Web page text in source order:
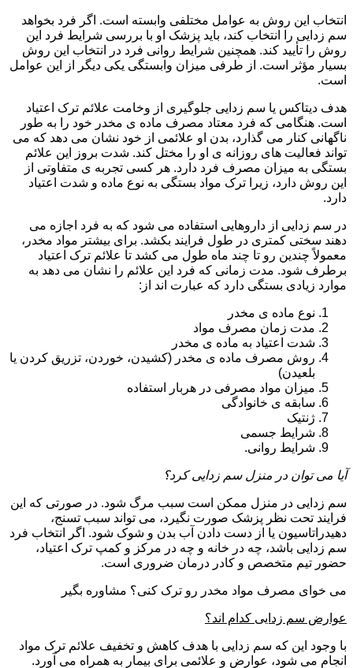
انتخاب این روش به عوامل مختلفی وابسته است. اگر فرد بخواهد
سم زدایی را انتخاب کند، باید پزشک او با بررسی شرایط فرد این
روش را تأیید کند. همچنین شرایط روانی فرد در انتخاب این روش
بسیار مؤثر است. از طرفی میزان وابستگی یکی دیگر از این عوامل
است.
هدف دیتاکس یا سم زدایی جلوگیری از وخامت علائم ترک اعتیاد
است. هنگامی که فرد معتاد مصرف ماده ی مخدر خود را به طور
ناگهانی کنار می گذارد، بدن او علائمی از خود نشان می دهد که می
تواند فعالیت های روزانه ی او را مختل کند. شدت بروز این علائم
بستگی به میزان مصرف فرد دارد. هر کسی تجربه ی متفاوتی از
این روش دارد، زیرا ترک مواد بستگی به نوع ماده و شدت اعتیاد
دارد.
در سم زدایی از داروهایی استفاده می شود که به فرد اجازه می
دهند سختی کمتری در طول فرایند بکشد. برای بیشتر مواد مخدر،
معمولاً چندین رو تا چند ماه طول می کشد تا علائم ترک اعتیاد
برطرف شود. مدت زمانی که فرد این علائم را نشان می دهد به
موارد زیادی بستگی دارد که عبارت اند از:
نوع ماده ی مخدر
مدت زمان مصرف مواد
شدت اعتیاد به ماده ی مخدر
روش مصرف ماده ی مخدر (کشیدن، خوردن، تزریق کردن یا
بلعیدن)
میزان مواد مصرفی در هربار استفاده
سابقه ی خانوادگی
ژنتیک
شرایط جسمی
شرایط روانی.
آیا می توان در منزل سم زدایی کرد؟
سم زدایی در منزل ممکن است سبب مرگ شود. در صورتی که این
فرایند تحت نظر پزشک صورت نگیرد، می تواند سبب تسنج،
دهیدراتاسیون یا از دست دادن آب بدن و شوک شود. اگر انتخاب فرد
سم زدایی باشد، چه در خانه و چه در مرکز و کمپ ترک اعتیاد،
حضور تیم متخصص و کادر درمان ضروری است.
می خوای مصرف مواد مخدر رو ترک کنی؟ مشاوره بگیر
عوارض سم زدایی کدام اند؟
با وجود این که سم زدایی با هدف کاهش و تخفیف علائم ترک مواد
انجام می شود، عوارض و علائمی برای بیمار به همراه می آورد.